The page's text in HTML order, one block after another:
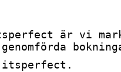
är vi
itsperfect.